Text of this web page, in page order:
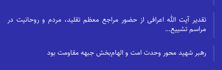
تقدیر آیت الله اعرافی از حضور مراجع معظم تقلید، مردم و روحانیت در
مراسم تشییع…
رهبر شهید محور وحدت امت و الهام‌بخش جبهه مقاومت بود